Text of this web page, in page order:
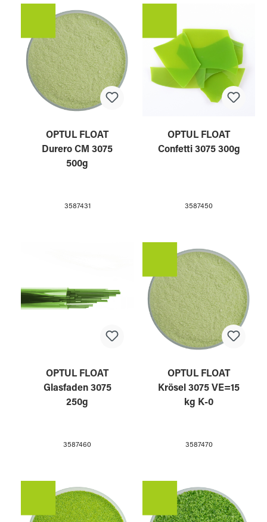
OPTUL FLOAT
Durero CM 3075
500g
3587431
OPTUL FLOAT
Confetti 3075 300g
3587450
OPTUL FLOAT
Glasfaden 3075
250g
3587460
OPTUL FLOAT
Krösel 3075 VE=15
kg K-0
3587470